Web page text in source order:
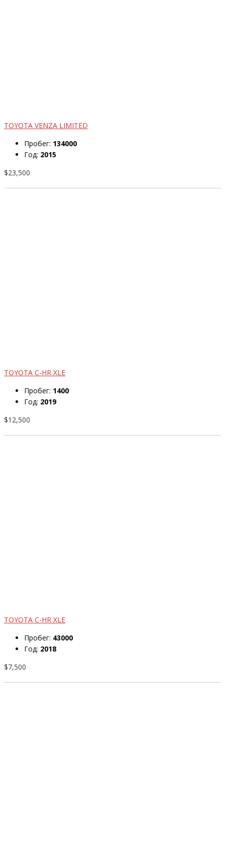
TOYOTA VENZA LIMITED
Пробег: 134000
Год: 2015
$23,500
TOYOTA C-HR XLE
Пробег: 1400
Год: 2019
$12,500
TOYOTA C-HR XLE
Пробег: 43000
Год: 2018
$7,500